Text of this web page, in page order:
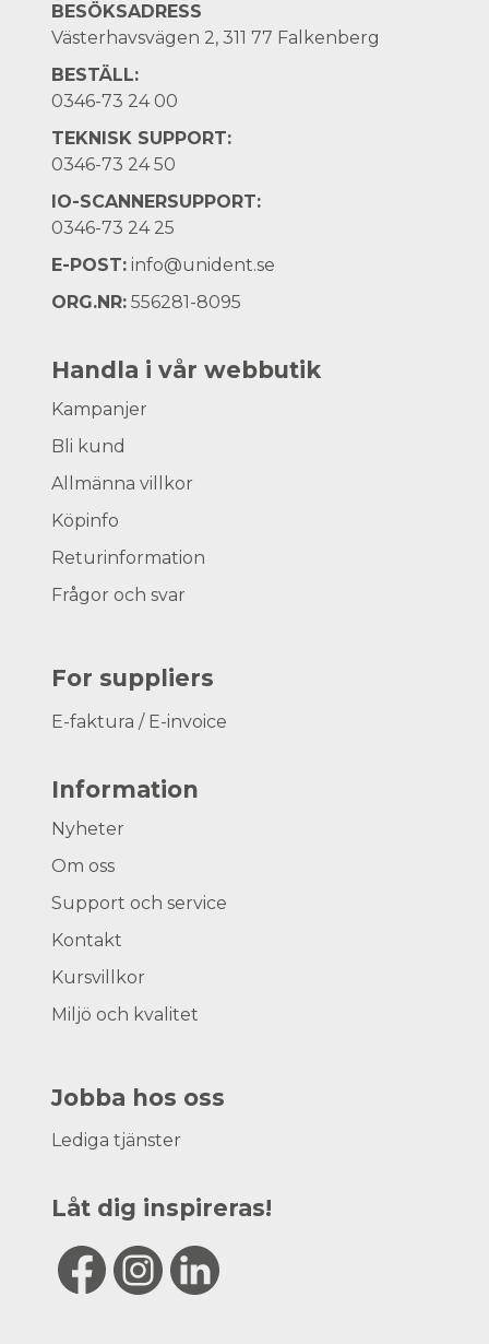
BESÖKSADRESS
Västerhavsvägen 2, 311 77 Falkenberg
BESTÄLL:
0346-73 24 00
TEKNISK SUPPORT:
0346-73 24 50
IO-SCANNERSUPPORT:
0346-73 24 25
E-POST: info@unident.se
ORG.NR: 556281-8095
Handla i vår webbutik
Kampanjer
Bli kund
Allmänna villkor
Köpinfo
Returinformation
Frågor och svar
For suppliers
E-faktura / E-invoice
Information
Nyheter
Om oss
Support och service
Kontakt
Kursvillkor
Miljö och kvalitet
Jobba hos oss
Lediga tjänster
Låt dig inspireras!